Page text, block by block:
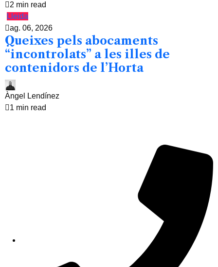
2 min read
Lleida
ag. 06, 2026
Queixes pels abocaments
“incontrolats” a les illes de
contenidors de l’Horta
Àngel Lendínez
1 min read